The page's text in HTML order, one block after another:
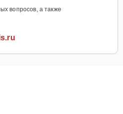
вопросов, а также